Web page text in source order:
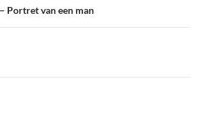
Portret van een man